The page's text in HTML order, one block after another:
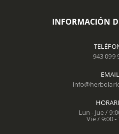
INFORMACIÓN
943 099
EMAIL
Lun - Jue /
Vie / 9:00 -